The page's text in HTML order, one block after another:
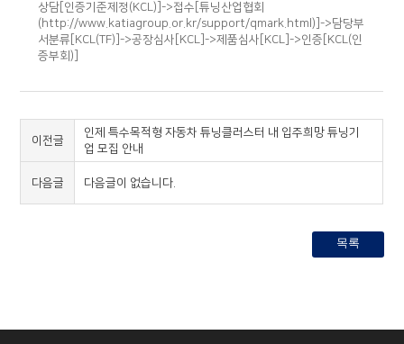
상담[인증기준제정(KCL)]->접수[튜닝산업협회
(http://www.katiagroup.or.kr/support/qmark.html)]->담당부
서분류[KCL(TF)]->공장심사[KCL]->제품심사[KCL]->인증[KCL(인
증부회)]
이전글
인제 특수목적형 자동차 튜닝클러스터 내 입주희망 튜닝기
업 모집 안내
다음글 다음글이 없습니다.
목록